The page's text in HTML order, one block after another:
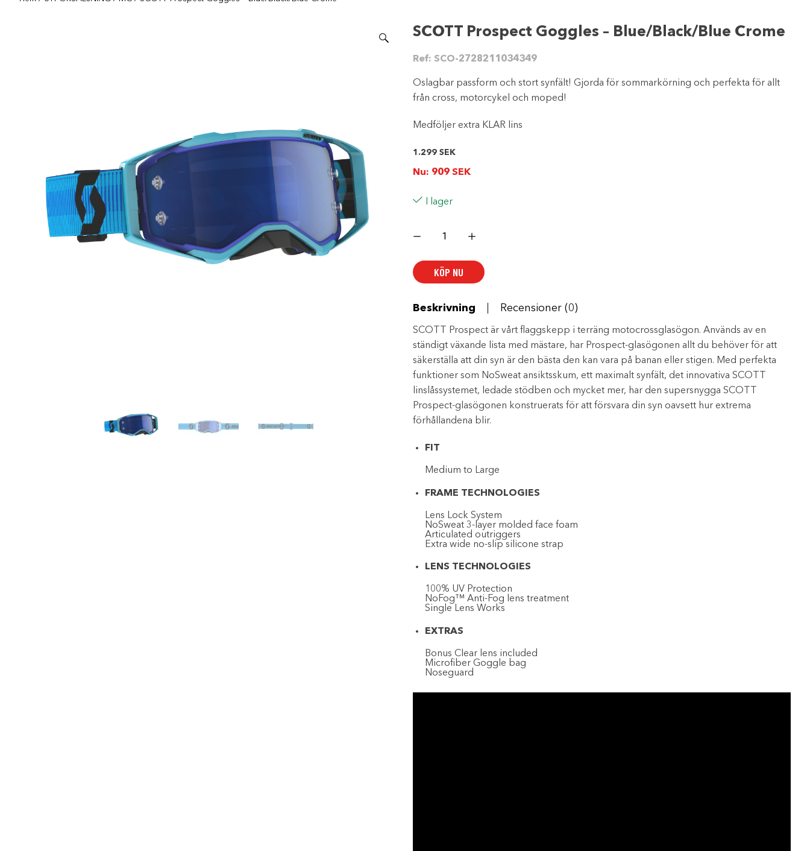
SCOTT Prospect Goggles – Blue/Black/Blue Crome
Ref: SCO-2728211034349
Oslagbar passform och stort synfält! Gjorda för sommarkörning och perfekta för allt
från cross, motorcykel och moped!
Medföljer extra KLAR lins
1.299 SEK
Nu: 909 SEK
I lager
Prospect
Blue/Black/Blue
Crome
mängd
KÖP NU
Beskrivning Recensioner (0)
SCOTT Prospect är vårt flaggskepp i terräng motocrossglasögon. Används av en
ständigt växande lista med mästare, har Prospect-glasögonen allt du behöver för att
säkerställa att din syn är den bästa den kan vara på banan eller stigen. Med perfekta
funktioner som NoSweat ansiktsskum, ett maximalt synfält, det innovativa SCOTT
linslåssystemet, ledade stödben och mycket mer, har den supersnygga SCOTT
Prospect-glasögonen konstruerats för att försvara din syn oavsett hur extrema
förhållandena blir.
FIT
Medium to Large
FRAME TECHNOLOGIES
Lens Lock System
NoSweat 3-layer molded face foam
Articulated outriggers
Extra wide no-slip silicone strap
LENS TECHNOLOGIES
100% UV Protection
NoFog™ Anti-Fog lens treatment
Single Lens Works
EXTRAS
Bonus Clear lens included
Microfiber Goggle bag
Noseguard